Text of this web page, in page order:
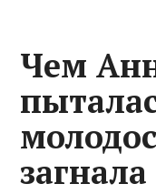
Чем